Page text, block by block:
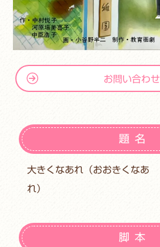
お問い合わせ
題名
大きくなあれ（おおきくなあ
れ）
脚本